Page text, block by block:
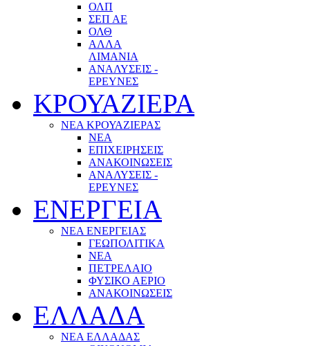
ΟΛΠ
ΣΕΠ ΑΕ
ΟΛΘ
ΑΛΛΑ
ΛΙΜΑΝΙΑ
ΑΝΑΛΥΣΕΙΣ -
ΕΡΕΥΝΕΣ
ΚΡΟΥΑΖΙΕΡΑ
ΝΕΑ ΚΡΟΥΑΖΙΕΡΑΣ
NEA
ΕΠΙΧΕΙΡΗΣΕΙΣ
ΑΝΑΚΟΙΝΩΣΕΙΣ
ΑΝΑΛΥΣΕΙΣ -
ΕΡΕΥΝΕΣ
ΕΝΕΡΓΕΙΑ
ΝΕΑ ΕΝΕΡΓΕΙΑΣ
ΓΕΩΠΟΛΙΤΙΚΑ
ΝΕΑ
ΠΕΤΡΕΛΑΙΟ
ΦΥΣΙΚΟ ΑΕΡΙΟ
ΑΝΑΚΟΙΝΩΣΕΙΣ
ΕΛΛΑΔΑ
ΝΕΑ ΕΛΛΑΔΑΣ